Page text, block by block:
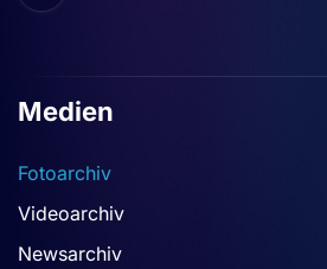
Medien
Fotoarchiv
Videoarchiv
Newsarchiv